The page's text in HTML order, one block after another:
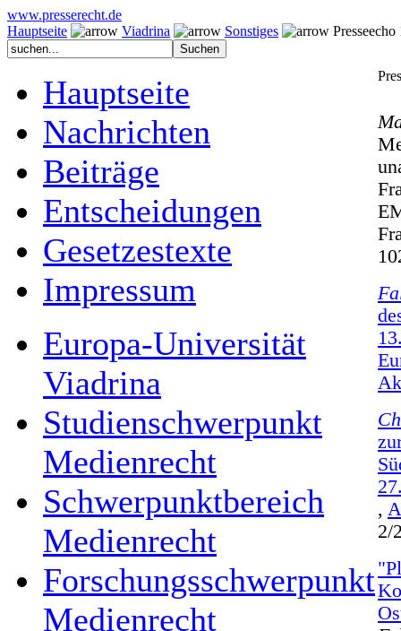
www.presserecht.de
Hauptseite
Viadrina Sonstiges
Hauptseite
Nachrichten
Beiträge
Entscheidungen
Gesetzestexte
Impressum
Europa-Universität
Viadrina
Studienschwerpunkt
Medienrecht
Schwerpunktbereich
Medienrecht
Forschungsschwerpunkt
Medienrecht
,
2/